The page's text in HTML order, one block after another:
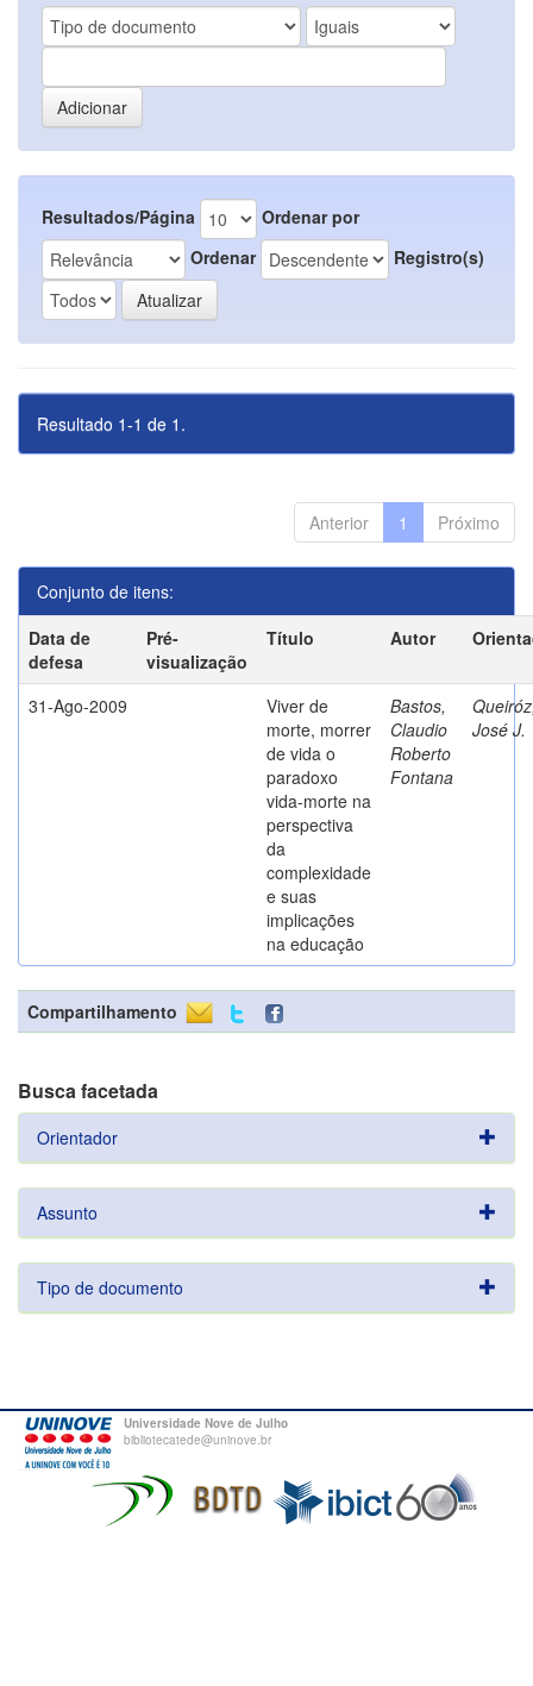
Resultados/Página
Ordenar por
Ordenar
Registro(s)
Resultado 1-1 de 1.
Anterior 1 Próximo
Conjunto de itens:
Data de
defesa
Pré-
visualização
Título Autor
31-Ago-2009
Viver de
morte, morrer
de vida o
paradoxo
vida-morte na
perspectiva
da
complexidade
e suas
implicações
na educação
Bastos,
Claudio
Roberto
Fontana
José J.
Compartilhamento
Busca facetada
Orientador
Assunto
Tipo de documento
Universidade Nove de Julho
bibliotecatede@uninove.br